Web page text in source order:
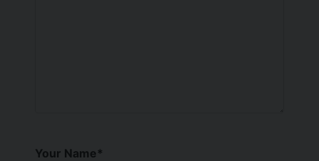
Your Name*